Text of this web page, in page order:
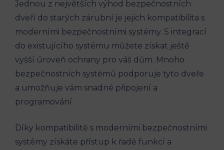
Jednou z největších výhod bezpečnostních
dveří do starých zárubní je jejich kompatibilita s
moderními bezpečnostními systémy. S integrací
do existujícího systému můžete získat ještě
vyšší úroveň ochrany pro váš dům. Mnoho
bezpečnostních systémů podporuje tyto dveře
a umožňuje vám snadné připojení a
programování.
Díky kompatibilitě s moderními bezpečnostními
systémy získáte přístup k řadě funkcí a